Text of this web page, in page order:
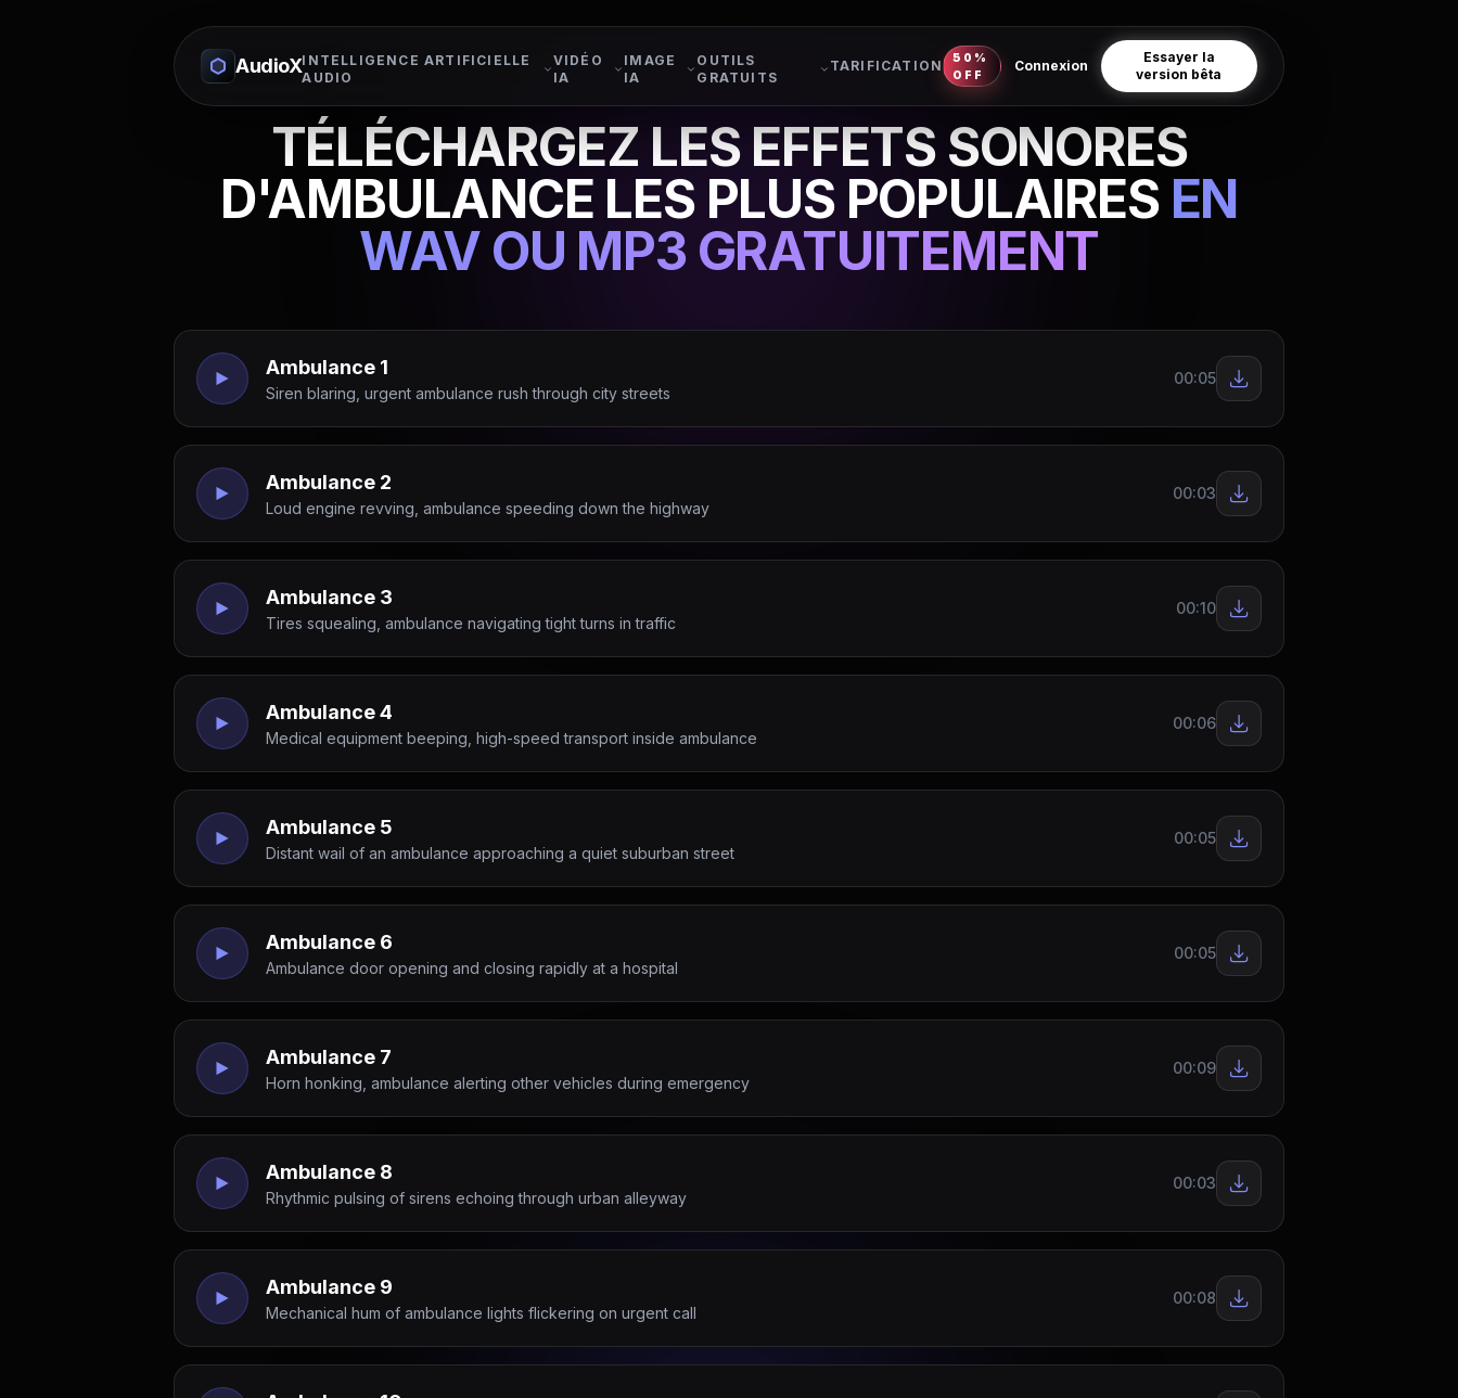
AudioXINTELLIGENCE ARTIFICIELLE
AUDIO
VIDÉO
IA
IMAGE
IA
OUTILS
GRATUITS
TARIFICATION
50%
OFF
Connexion
Essayer la
version bêta
TÉLÉCHARGEZ LES EFFETS SONORES
D'AMBULANCE LES PLUS POPULAIRES EN
WAV OU MP3 GRATUITEMENT
Ambulance 1
Siren blaring, urgent ambulance rush through city streets
00:05
Ambulance 2
Loud engine revving, ambulance speeding down the highway
00:03
Ambulance 3
Tires squealing, ambulance navigating tight turns in traffic
00:10
Ambulance 4
Medical equipment beeping, high-speed transport inside ambulance
00:06
Ambulance 5
Distant wail of an ambulance approaching a quiet suburban street
00:05
Ambulance 6
Ambulance door opening and closing rapidly at a hospital
00:05
Ambulance 7
Horn honking, ambulance alerting other vehicles during emergency
00:09
Ambulance 8
Rhythmic pulsing of sirens echoing through urban alleyway
00:03
Ambulance 9
Mechanical hum of ambulance lights flickering on urgent call
00:08